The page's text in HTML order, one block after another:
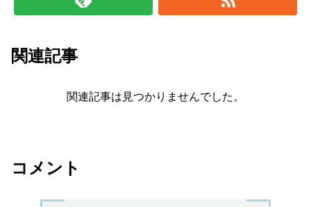
関連記事
関連記事は見つかりませんでした。
コメント